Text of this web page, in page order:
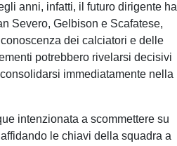
anni, infatti, il futuro dirigente ha
Severo, Gelbison e Scafatese,
dei calciatori e delle
potrebbero rivelarsi decisivi
immediatamente nella
intenzionata a scommettere su
le chiavi della squadra a